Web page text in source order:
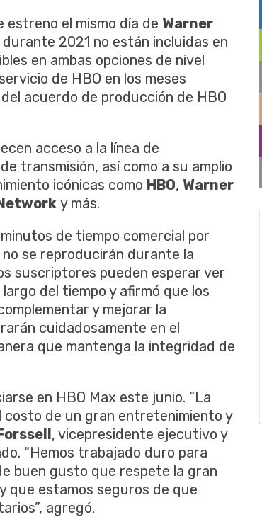
estreno el mismo día de Warner
durante 2021 no están incluidas en
en ambas opciones de nivel
de HBO en los meses
acuerdo de producción de HBO
acceso a la línea de
transmisión, así como a su amplio
icónicas como HBO, Warner
y más.
de tiempo comercial por
se reproducirán durante la
suscriptores pueden esperar ver
del tiempo y afirmó que los
y mejorar la
cuidadosamente en el
que mantenga la integridad de
en HBO Max este junio. “La
de un gran entretenimiento y
, vicepresidente ejecutivo y
“Hemos trabajado duro para
buen gusto que respete la gran
que estamos seguros de que
agregó.